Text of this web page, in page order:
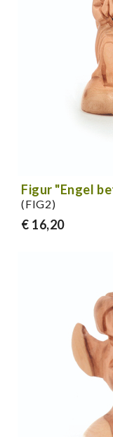
Figur "Engel
(FIG2)
€ 16,20